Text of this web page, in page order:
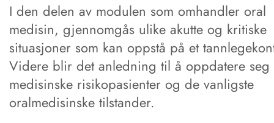
I den delen av modulen som omhandler oral
medisin, gjennomgås ulike akutte og kritiske
situasjoner som kan oppstå på et
Videre blir det anledning til å oppdatere seg
medisinske risikopasienter og de vanligste
oralmedisinske tilstander.